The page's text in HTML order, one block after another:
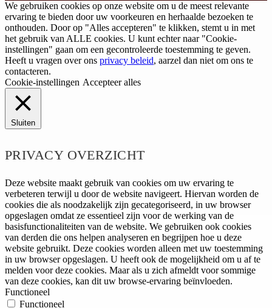
We gebruiken cookies op onze website om u de meest relevante
ervaring te bieden door uw voorkeuren en herhaalde bezoeken te
onthouden. Door op "Alles accepteren" te klikken, stemt u in met
het gebruik van ALLE cookies. U kunt echter naar "Cookie-
instellingen" gaan om een gecontroleerde toestemming te geven.
Heeft u vragen over ons privacy beleid, aarzel dan niet om ons te
contacteren.
Cookie-instellingen Accepteer alles
Sluiten
PRIVACY OVERZICHT
Deze website maakt gebruik van cookies om uw ervaring te
verbeteren terwijl u door de website navigeert. Hiervan worden de
cookies die als noodzakelijk zijn gecategoriseerd, in uw browser
opgeslagen omdat ze essentieel zijn voor de werking van de
basisfunctionaliteiten van de website. We gebruiken ook cookies
van derden die ons helpen analyseren en begrijpen hoe u deze
website gebruikt. Deze cookies worden alleen met uw toestemming
in uw browser opgeslagen. U heeft ook de mogelijkheid om u af te
melden voor deze cookies. Maar als u zich afmeldt voor sommige
van deze cookies, kan dit uw browse-ervaring beïnvloeden.
Functioneel
Functioneel